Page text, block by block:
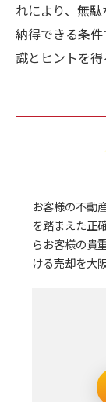
れにより、無
納得できる条
識とヒントを得
お客様の不動
を踏まえた正
らお客様の貴
ける売却を大